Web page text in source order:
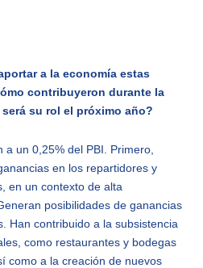
a la economía estas
contribuyeron durante la
su rol el próximo año?
un 0,25% del PBI. Primero,
en los repartidores y
en un contexto de alta
posibilidades de ganancias
Han contribuido a la subsistencia
como restaurantes y bodegas
como a la creación de nuevos